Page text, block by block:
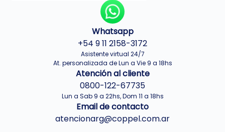
Whatsapp
+54 9 11 2158-3172
Asistente virtual 24/7
At. personalizada de Lun a Vie 9 a 18hs
Atención al cliente
0800-122-67735
Lun a Sab 9 a 22hs, Dom 11 a 18hs
Email de contacto
atencionarg@coppel.com.ar